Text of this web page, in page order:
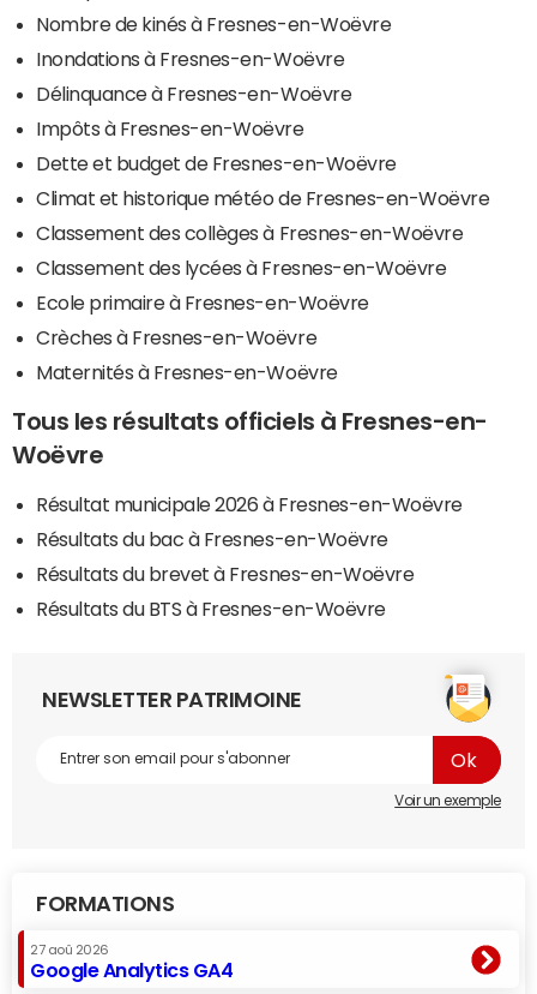
Nombre de kinés à Fresnes-en-Woëvre
Inondations à Fresnes-en-Woëvre
Délinquance à Fresnes-en-Woëvre
Impôts à Fresnes-en-Woëvre
Dette et budget de Fresnes-en-Woëvre
Climat et historique météo de Fresnes-en-Woëvre
Classement des collèges à Fresnes-en-Woëvre
Classement des lycées à Fresnes-en-Woëvre
Ecole primaire à Fresnes-en-Woëvre
Crèches à Fresnes-en-Woëvre
Maternités à Fresnes-en-Woëvre
Tous les résultats officiels à Fresnes-en-
Woëvre
Résultat municipale 2026 à Fresnes-en-Woëvre
Résultats du bac à Fresnes-en-Woëvre
Résultats du brevet à Fresnes-en-Woëvre
Résultats du BTS à Fresnes-en-Woëvre
NEWSLETTER PATRIMOINE
Voir un exemple
FORMATIONS
27 aoû 2026
Google Analytics GA4